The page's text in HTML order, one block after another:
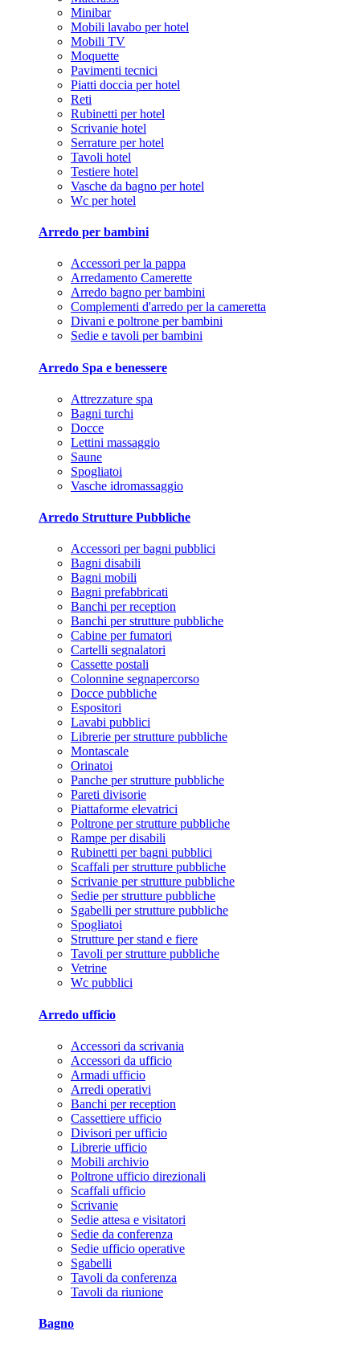
Minibar
Mobili lavabo per hotel
Mobili TV
Moquette
Pavimenti tecnici
Piatti doccia per hotel
Reti
Rubinetti per hotel
Scrivanie hotel
Serrature per hotel
Tavoli hotel
Testiere hotel
Vasche da bagno per hotel
Wc per hotel
Arredo per bambini
Accessori per la pappa
Arredamento Camerette
Arredo bagno per bambini
Complementi d'arredo per la cameretta
Divani e poltrone per bambini
Sedie e tavoli per bambini
Arredo Spa e benessere
Attrezzature spa
Bagni turchi
Docce
Lettini massaggio
Saune
Spogliatoi
Vasche idromassaggio
Arredo Strutture Pubbliche
Accessori per bagni pubblici
Bagni disabili
Bagni mobili
Bagni prefabbricati
Banchi per reception
Banchi per strutture pubbliche
Cabine per fumatori
Cartelli segnalatori
Cassette postali
Colonnine segnapercorso
Docce pubbliche
Espositori
Lavabi pubblici
Librerie per strutture pubbliche
Montascale
Orinatoi
Panche per strutture pubbliche
Pareti divisorie
Piattaforme elevatrici
Poltrone per strutture pubbliche
Rampe per disabili
Rubinetti per bagni pubblici
Scaffali per strutture pubbliche
Scrivanie per strutture pubbliche
Sedie per strutture pubbliche
Sgabelli per strutture pubbliche
Spogliatoi
Strutture per stand e fiere
Tavoli per strutture pubbliche
Vetrine
Wc pubblici
Arredo ufficio
Accessori da scrivania
Accessori da ufficio
Armadi ufficio
Arredi operativi
Banchi per reception
Cassettiere ufficio
Divisori per ufficio
Librerie ufficio
Mobili archivio
Poltrone ufficio direzionali
Scaffali ufficio
Scrivanie
Sedie attesa e visitatori
Sedie da conferenza
Sedie ufficio operative
Sgabelli
Tavoli da conferenza
Tavoli da riunione
Bagno